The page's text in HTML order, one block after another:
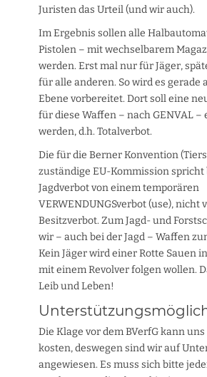
Juristen das Urteil (und wir auch).
Im Ergebnis sollen alle
Pistolen – mit wechselbarem
werden. Erst mal nur für Jäger,
für alle anderen. So wird es gerade
Ebene vorbereitet. Dort soll eine
für diese Waffen – nach GENVAL
werden, d.h. Totalverbot.
Die für die Berner Konvention
zuständige EU-Kommission spricht
Jagdverbot von einem temporären
VERWENDUNGSverbot (use), nicht
Besitzverbot. Zum Jagd- und
wir – auch bei der Jagd – Waffen
Kein Jäger wird einer Rotte Sauen
mit einem Revolver folgen wollen.
Leib und Leben!
Die Klage vor dem BVerfG kann
kosten, deswegen sind wir auf
angewiesen. Es muss sich bitte